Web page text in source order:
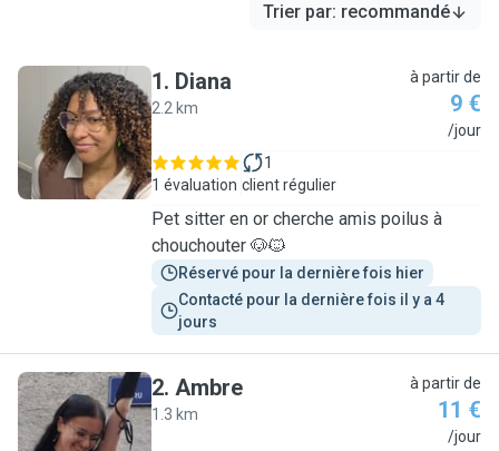
Trier par: recommandé
D
1. Diana
2.2 km
à partir de
9 €
/jour
1 évaluation
1
client régulier
Pet sitter en or cherche amis poilus à
chouchouter 🐶🐱
Réservé pour la dernière fois hier
Contacté pour la dernière fois il y a 4
jours
A
2. Ambre
1.3 km
à partir de
11 €
/jour